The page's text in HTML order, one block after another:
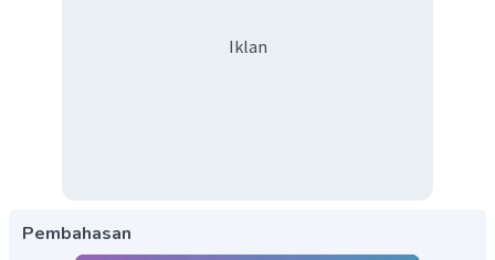
Iklan
Pembahasan